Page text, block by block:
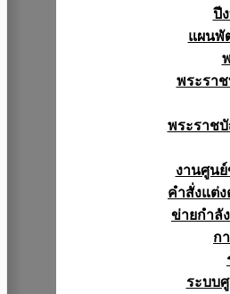
ปี
แผนพั
พระรา
พระราช
งานศูน
คำสั่งแต่
ข่ายกำลั
ก
ระบบ